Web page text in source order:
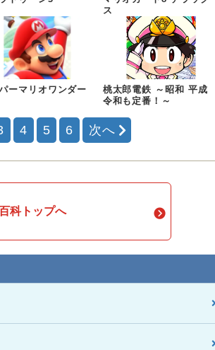
ス
ーマリオワンダー
桃太郎電鉄 ～昭和 平成
令和も定番！～
4 5 6 次へ
科トップへ